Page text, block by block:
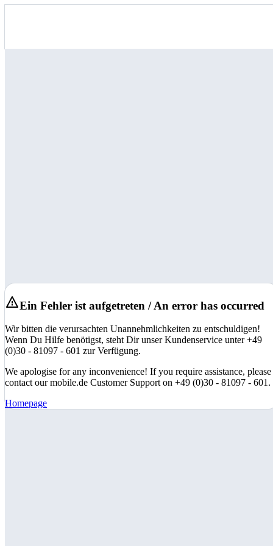
Ein Fehler ist aufgetreten / An error has occurred
Wir bitten die verursachten Unannehmlichkeiten zu entschuldigen!
Wenn Du Hilfe benötigst, steht Dir unser Kundenservice unter +49
(0)30 - 81097 - 601 zur Verfügung.
We apologise for any inconvenience! If you require assistance, please
contact our mobile.de Customer Support on +49 (0)30 - 81097 - 601.
Homepage